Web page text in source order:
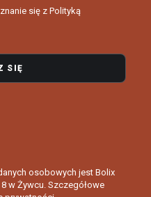
się z Polityką
osobowych jest Bolix
w Żywcu. Szczegółowe